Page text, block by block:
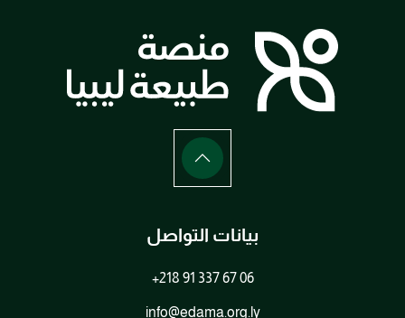
بيانات التواصل
+218 91 337 67 06
info@edama.org.ly